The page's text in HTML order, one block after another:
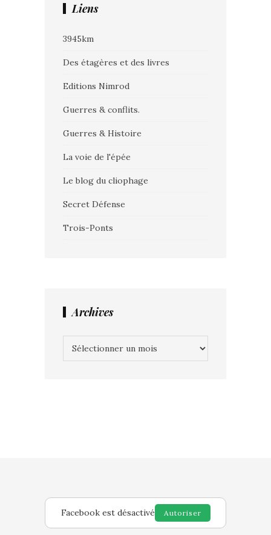
Liens
3945km
Des étagères et des livres
Editions Nimrod
Guerres & conflits.
Guerres & Histoire
La voie de l'épée
Le blog du cliophage
Secret Défense
Trois-Ponts
Archives
Facebook est désactivé Autoriser